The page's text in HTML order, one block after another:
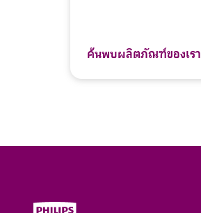
ค้นพบผลิตภัณฑ์ของเรา